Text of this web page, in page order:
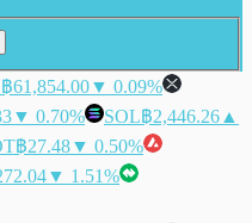
฿61,854.00▼ 0.09%
▼ 0.70% SOL฿2,446.26 ▲
฿27.48▼ 0.50%
▼ 1.51%